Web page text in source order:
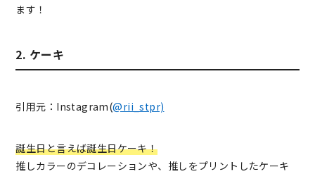
ます！
2. ケーキ
引用元：Instagram(@rii_stpr)
誕生日と言えば誕生日ケーキ！
推しカラーのデコレーションや、推しをプリントしたケーキ